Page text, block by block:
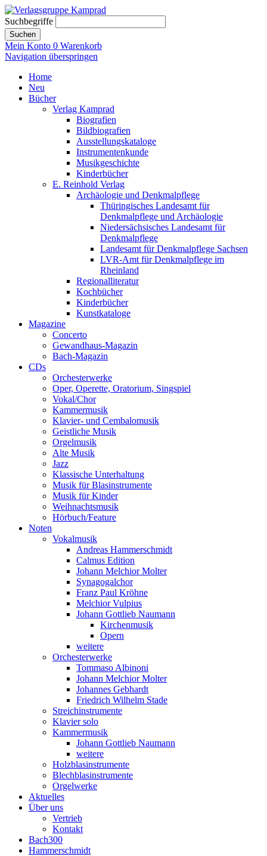
Suchbegriffe
Suchen
Mein Konto 0 Warenkorb
Navigation überspringen
Home
Neu
Bücher
Verlag Kamprad
Biografien
Bildbiografien
Ausstellungskataloge
Instrumentenkunde
Musikgeschichte
Kinderbücher
E. Reinhold Verlag
Archäologie und Denkmalpflege
Thüringisches Landesamt für
Denkmalpflege und Archäologie
Niedersächsisches Landesamt für
Denkmalpflege
Landesamt für Denkmalpflege Sachsen
LVR-Amt für Denkmalpflege im
Rheinland
Regionalliteratur
Kochbücher
Kinderbücher
Kunstkataloge
Magazine
Concerto
Gewandhaus-Magazin
Bach-Magazin
CDs
Orchesterwerke
Oper, Operette, Oratorium, Singspiel
Vokal/Chor
Kammermusik
Klavier- und Cembalomusik
Geistliche Musik
Orgelmusik
Alte Musik
Jazz
Klassische Unterhaltung
Musik für Blasinstrumente
Musik für Kinder
Weihnachtsmusik
Hörbuch/Feature
Noten
Vokalmusik
Andreas Hammerschmidt
Calmus Edition
Johann Melchior Molter
Synagogalchor
Franz Paul Kröhne
Melchior Vulpius
Johann Gottlieb Naumann
Kirchenmusik
Opern
weitere
Orchesterwerke
Tommaso Albinoni
Johann Melchior Molter
Johannes Gebhardt
Friedrich Wilhelm Stade
Streichinstrumente
Klavier solo
Kammermusik
Johann Gottlieb Naumann
weitere
Holzblasinstrumente
Blechblasinstrumente
Orgelwerke
Aktuelles
Über uns
Vertrieb
Kontakt
Bach300
Hammerschmidt